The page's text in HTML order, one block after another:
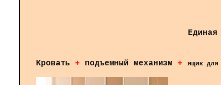
Единая
Кровать + подъемный механизм + ящик для